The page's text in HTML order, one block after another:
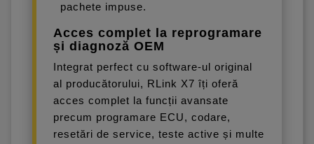
pachete impuse.
Acces complet la reprogramare
și diagnoză OEM
Integrat perfect cu software-ul original
al producătorului, RLink X7 îți oferă
acces complet la funcții avansate
precum programare ECU, codare,
resetări de service, teste active și multe